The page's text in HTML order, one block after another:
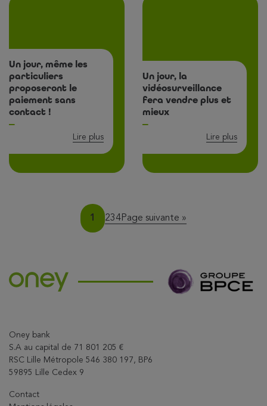
Un jour, même les
particuliers
proposeront le
paiement sans
contact !
Lire plus
Un jour, la
vidéosurveillance
fera vendre plus et
mieux
Lire plus
Page
1 Page
2Page
3Page
4Page suivante »
Oney bank
S.A au capital de 71 801 205 €
RSC Lille Métropole 546 380 197, BP6
59895 Lille Cedex 9
Contact